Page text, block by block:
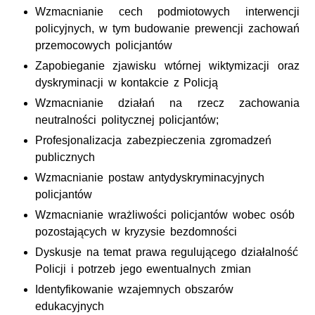
Wzmacnianie cech podmiotowych interwencji
policyjnych, w tym budowanie prewencji zachowań
przemocowych policjantów
Zapobieganie zjawisku wtórnej wiktymizacji oraz
dyskryminacji w kontakcie z Policją
Wzmacnianie działań na rzecz zachowania
neutralności politycznej policjantów;
Profesjonalizacja zabezpieczenia zgromadzeń
publicznych
Wzmacnianie postaw antydyskryminacyjnych
policjantów
Wzmacnianie wrażliwości policjantów wobec osób
pozostających w kryzysie bezdomności
Dyskusje na temat prawa regulującego działalność
Policji i potrzeb jego ewentualnych zmian
Identyfikowanie wzajemnych obszarów
edukacyjnych